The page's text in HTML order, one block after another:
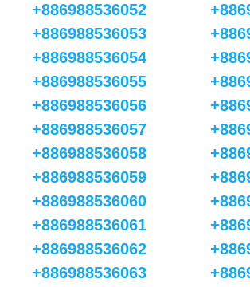
+886988536052
+886988536053
+886988536054
+886988536055
+886988536056
+886988536057
+886988536058
+886988536059
+886988536060
+886988536061
+886988536062
+886988536063